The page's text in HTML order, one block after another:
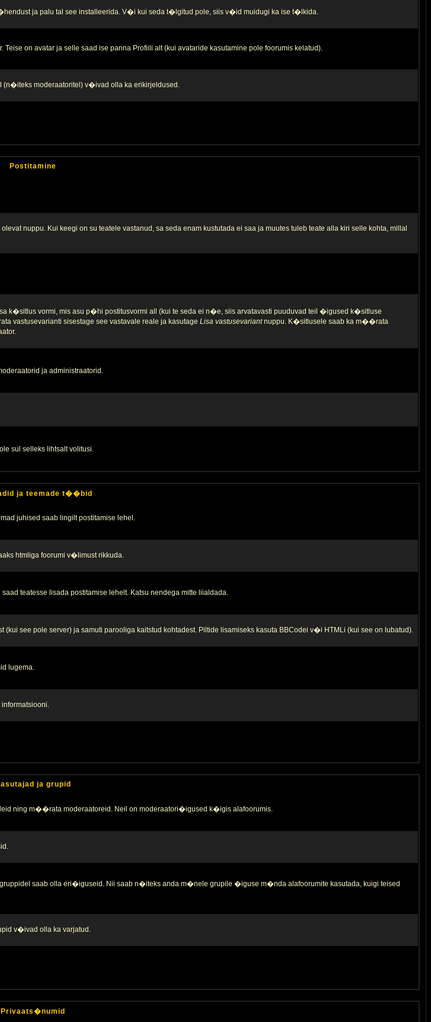
ja palu tal see installeerida. V�i kui seda t�lgitud pole, siis v�id muidugi ka ise t�lkida.
on avatar ja selle saad ise panna Profiili alt (kui avataride kasutamine pole foorumis kelatud).
(n�iteks moderaatoritel) v�ivad olla ka erikirjeldused.
Postitamine
nuppu. Kui keegi on su teatele vastanud, sa seda enam kustutada ei saa ja muutes tuleb teate alla kiri selle kohta, millal
k�sitlus vormi, mis asu p�hi postitusvormi all (kui te seda ei n�e, siis arvatavasti puuduvad teil �igused k�sitluse
vastusevarianti sisestage see vastavale reale ja kasutage Lisa vastusevariantnuppu. K�sitlusele saab ka m��rata
ja administraatorid.
sul selleks lihtsalt volitusi.
ja teemade t��bid
juhised saab lingilt postitamise lehel.
htmliga foorumi v�limust rikkuda.
teatesse lisada postitamise lehelt. Katsu nendega mitte liialdada.
see pole server) ja samuti parooliga kaitstud kohtadest. Piltide lisamiseks kasuta BBCodei v�i HTMLi (kui see on lubatud).
lugema.
ja grupid
ning m��rata moderaatoreid. Neil on moderaatori�igused k�igis alafoorumis.
saab olla eri�iguseid. Nii saab n�iteks anda m�nele grupile �iguse m�nda alafoorumite kasutada, kuigi teised
v�ivad olla ka varjatud.
Privaats�numid